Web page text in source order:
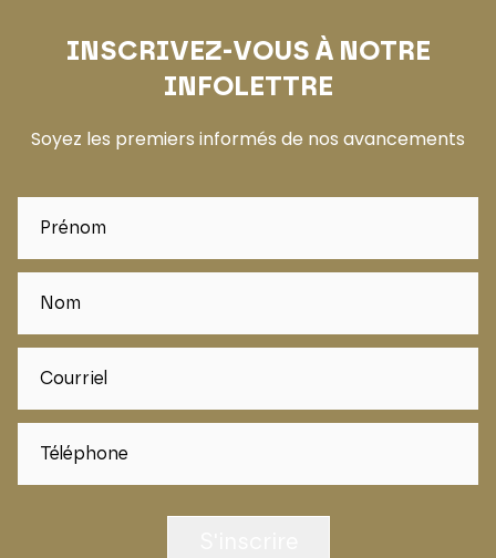
INSCRIVEZ-VOUS À NOTRE
INFOLETTRE
Soyez les premiers informés de nos avancements